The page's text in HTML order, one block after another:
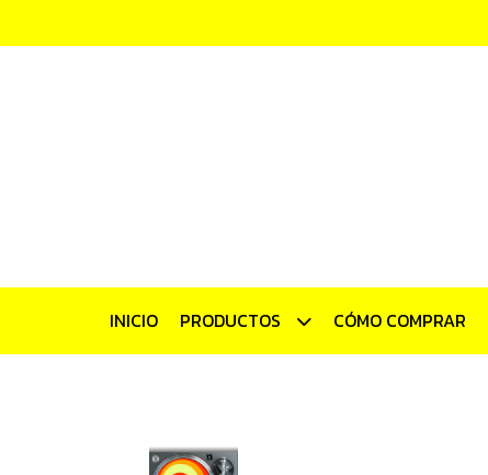
INICIO PRODUCTOS CÓMO COMPRAR